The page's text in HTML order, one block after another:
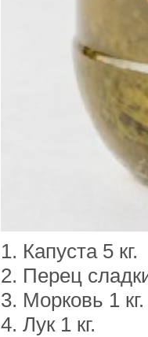
1. Капуста 5 кг.
2. Перец
3. Морковь 1 кг.
4. Лук 1 кг.